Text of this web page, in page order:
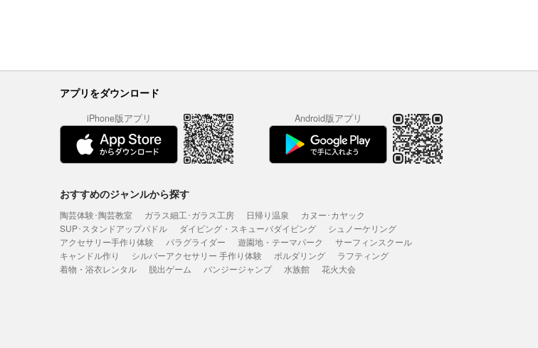
アプリをダウンロード
iPhone版アプリ Android版アプリ
おすすめのジャンルから探す
陶芸体験･陶芸教室 ガラス細工･ガラス工房 日帰り温泉
カヌー･カヤック
SUP･スタンドアップパドル
ダイビング・スキューバダイビング
シュノーケリング
アクセサリー手作り体験
パラグライダー 遊園地・テーマパーク
サーフィンスクール
キャンドル作り
シルバーアクセサリー 手作り体験 ボルダリング
ラフティング
着物・浴衣レンタル
脱出ゲーム バンジージャンプ 水族館 花火大会